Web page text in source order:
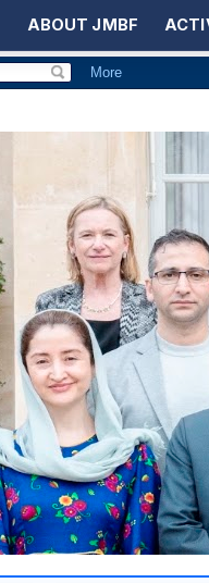
ABOUT JMBF